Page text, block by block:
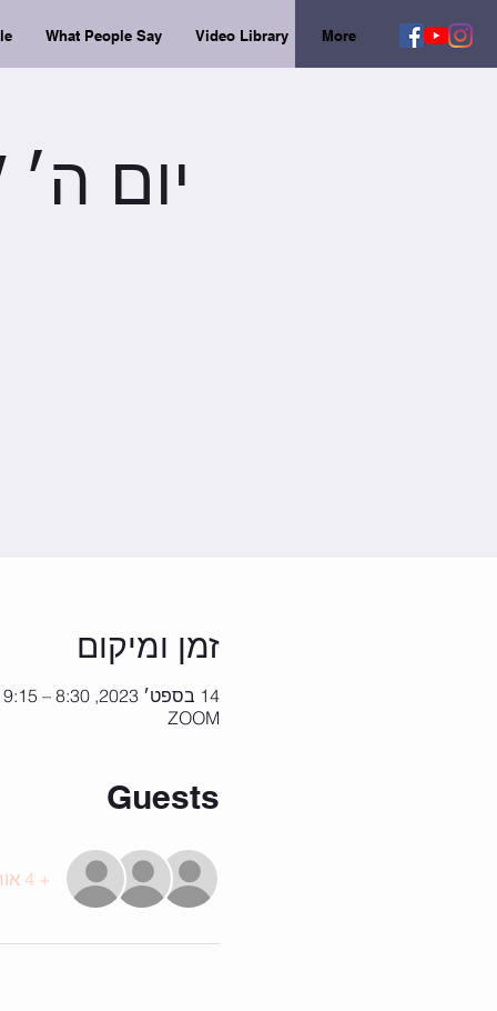
What People Say Video Library More
זמן ומיקום
14 בספט׳ 2023, 8:30 – 9:15
ZOOM
Guests
+ 4 אורחים אחרים